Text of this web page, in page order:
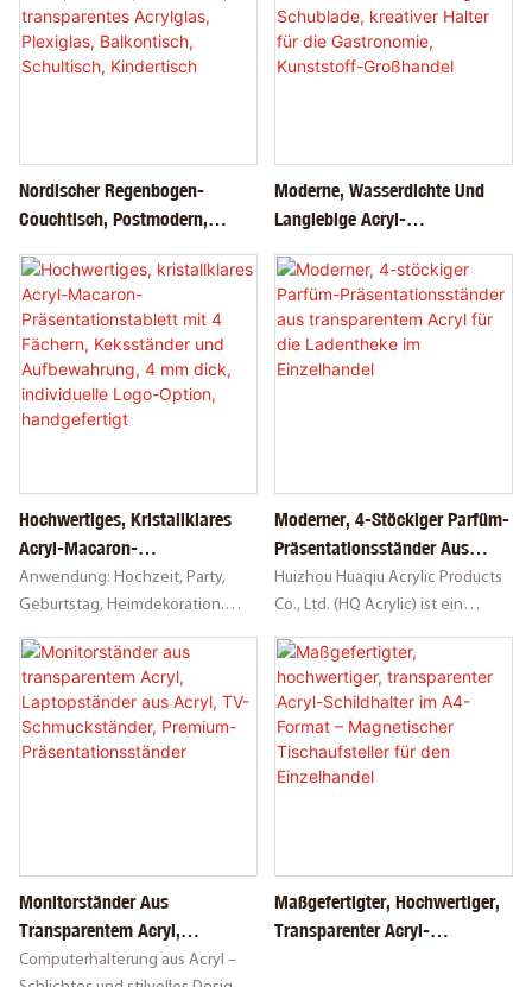
Andere Festliche Anlässe
Nordischer Regenbogen-
Couchtisch, Postmodern,
Transparentes Acrylglas,
Plexiglas, Balkontisch,
Schultisch, Kindertisch
Moderne, Wasserdichte Und
Langlebige Acryl-
Schublade, Kreativer Halter Für
Die Gastronomie, Kunststoff-
Großhandel
Hochwertiges, Kristallklares
Acryl-Macaron-
Präsentationstablett Mit 4
Fächern, Keksständer Und
Aufbewahrung, 4 Mm Dick,
Individuelle Logo-Option,
Handgefertigt
Anwendung: Hochzeit, Party,
Geburtstag, Heimdekoration.
Individuelles Logo willkommen.
Stil: Schick, elegant, stilvoll.
Funktion: Sehr robust und bietet
Platz für 50 Standard-Macarons.
Moderner, 4-Stöckiger Parfüm-
Präsentationsständer Aus
Transparentem Acryl Für Die
Ladentheke Im Einzelhandel
Huizhou Huaqiu Acrylic Products
Co., Ltd. (HQ Acrylic) ist ein
Unternehmen, das Acrylprodukte
herstellt. Unsere Inhaberin ist seit
2011 in der Acrylbranche tätig. In
den fast elf Jahren unseres
Bestehens haben wir ein Team
aufgebaut. Dank der
Unterstützung unserer
bestehenden und neuen Kunden
Monitorständer Aus
Transparentem Acryl,
Laptopständer Aus Acryl, TV-
Computerhalterung aus Acryl –
Maßgefertigter, Hochwertiger,
Transparenter Acryl-